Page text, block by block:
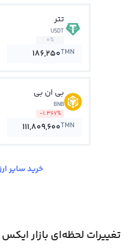
تتر
USDT
0%
186,250TMN
بی ان بی
BNB
-1.367%
111,809,600TMN
خرید سایر
تغییرات لحظه‌ای بازار